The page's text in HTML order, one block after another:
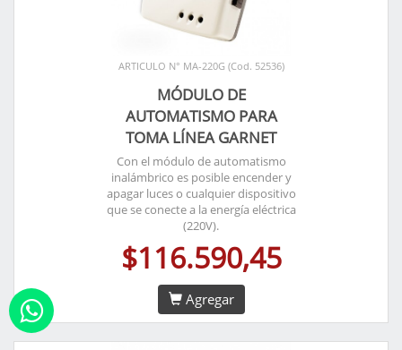
ARTICULO N° MA-220G (Cod. 52536)
MÓDULO DE
AUTOMATISMO PARA
TOMA LÍNEA GARNET
Con el módulo de automatismo
inalámbrico es posible encender y
apagar luces o cualquier dispositivo
que se conecte a la energía eléctrica
(220V).
$116.590,45
Agregar